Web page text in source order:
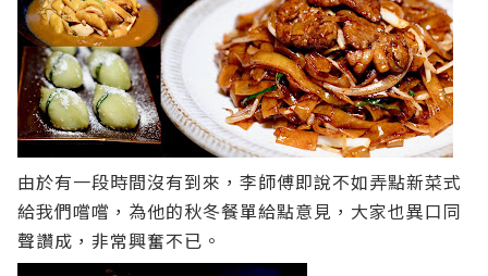
由於有一段時間沒有到來，李師傅即說不如弄點新菜式
給我們嚐嚐，為他的秋冬餐單給點意見，大家也異口同
聲讚成，非常興奮不已。